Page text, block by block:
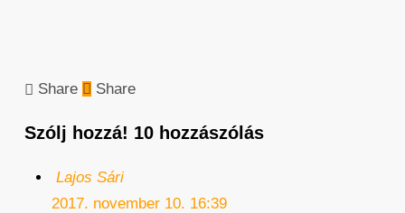
Share Share
Szólj hozzá! 10 hozzászólás
Lajos Sári
2017. november 10. 16:39